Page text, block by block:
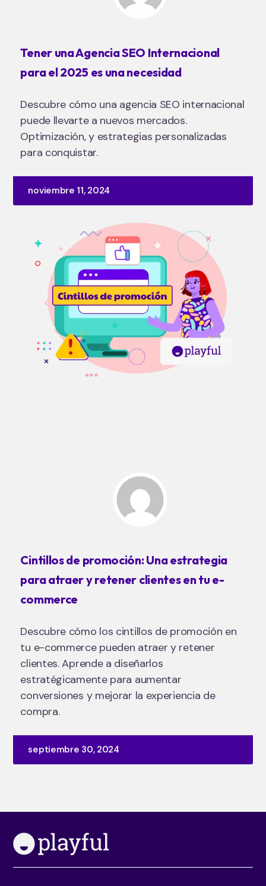
Tener una Agencia SEO Internacional
para el 2025 es una necesidad
Descubre cómo una agencia SEO internacional
puede llevarte a nuevos mercados.
Optimización, y estrategias personalizadas
para conquistar.
noviembre 11, 2024
Cintillos de promoción: Una estrategia
para atraer y retener clientes en tu e-
commerce
Descubre cómo los cintillos de promoción en
tu e-commerce pueden atraer y retener
clientes. Aprende a diseñarlos
estratégicamente para aumentar
conversiones y mejorar la experiencia de
compra.
septiembre 30, 2024